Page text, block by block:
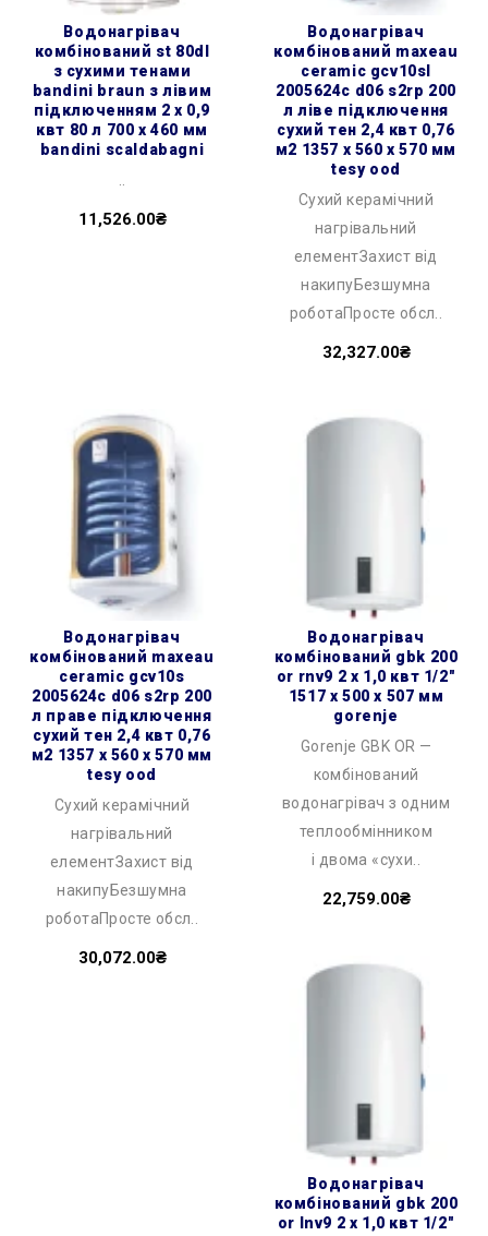
водонагрівач
комбінований st 80dl
з сухими тенами
bandini braun з лівим
підключенням 2 х 0,9
квт 80 л 700 x 460 мм
bandini scaldabagni
11,526.00₴
водонагрівач
комбінований maxeau
ceramic gcv10sl
2005624c d06 s2rp 200
л ліве підключення
сухий тен 2,4 квт 0,76
м2 1357 x 560 x 570 мм
tesy ood
Сухий керамічний
нагрівальний
елементЗахист від
накипуБезшумна
роботаПросте обсл..
32,327.00₴
водонагрівач
комбінований maxeau
ceramic gcv10s
2005624c d06 s2rp 200
л праве підключення
сухий тен 2,4 квт 0,76
м2 1357 x 560 x 570 мм
tesy ood
Сухий керамічний
нагрівальний
елементЗахист від
накипуБезшумна
роботаПросте обсл..
30,072.00₴
водонагрівач
комбінований gbk 200
or rnv9 2 х 1,0 квт 1/2″
1517 x 500 x 507 мм
gorenje
Gorenje GBK OR —
комбінований
водонагрівач з одним
теплообмінником
і двома «сухи..
22,759.00₴
водонагрівач
комбінований gbk 200
or lnv9 2 х 1,0 квт 1/2″